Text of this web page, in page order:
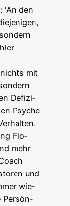
'An den
nichts mit
Defi­zi­
Psy­che
Flo­
mehr
und
wie­
Per­sön­